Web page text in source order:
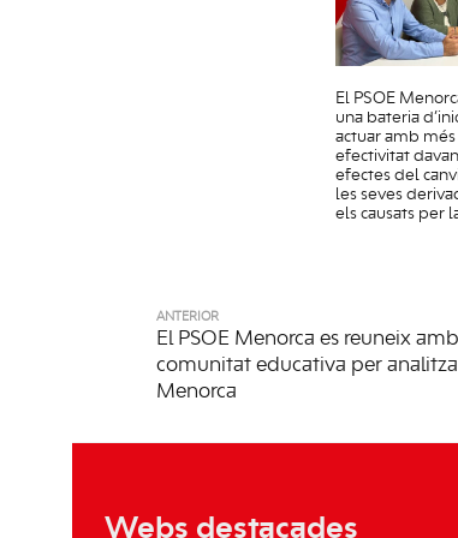
El PSOE
una bateria
actuar amb més
efectivitat
efectes del
les seves
els causats per
ANTERIOR
El PSOE Menorca es reuneix
comunitat educativa per
Menorca
Webs destacades